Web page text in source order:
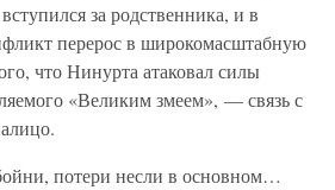
за родственника, и в
перерос в широкомасштабную
что Нинурта атаковал силы
«Великим змеем», — связь с
потери несли в основном…